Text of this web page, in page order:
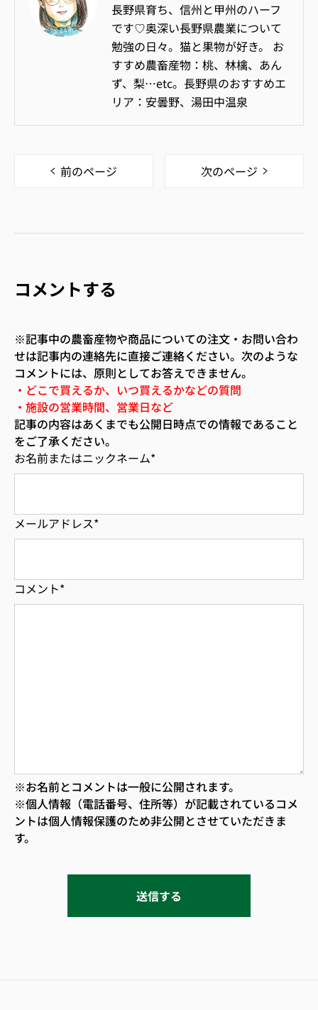
長野県育ち、信州と甲州のハーフ
です♡奥深い長野県農業について
勉強の日々。猫と果物が好き。 お
すすめ農畜産物：桃、林檎、あん
ず、梨…etc。長野県のおすすめエ
リア：安曇野、湯田中温泉
前のページ 次のページ
コメントする
※記事中の農畜産物や商品についての注文・お問い合わ
せは記事内の連絡先に直接ご連絡ください。次のような
コメントには、原則としてお答えできません。
・どこで買えるか、いつ買えるかなどの質問
・施設の営業時間、営業日など
記事の内容はあくまでも公開日時点での情報であること
をご了承ください。
お名前またはニックネーム*
メールアドレス*
コメント*
※お名前とコメントは一般に公開されます。
※個人情報（電話番号、住所等）が記載されているコメ
ントは個人情報保護のため非公開とさせていただきま
す。